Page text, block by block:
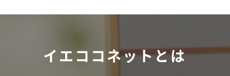
イエココネットとは